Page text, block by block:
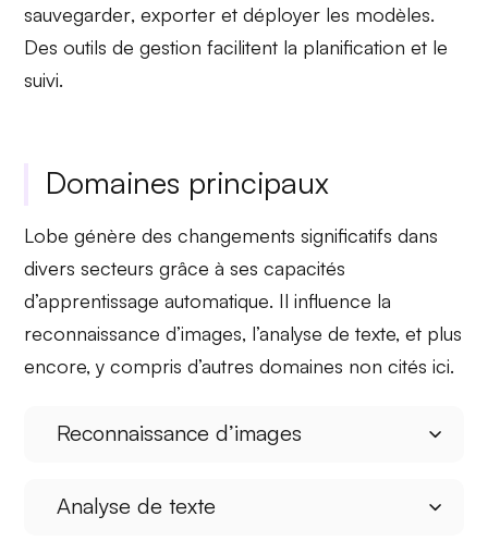
sauvegarder, exporter et déployer les modèles.
Des outils de gestion facilitent la planification et le
suivi.
Domaines principaux
Lobe génère des changements significatifs dans
divers secteurs grâce à sescapacités
d’apprentissage automatique. Il influence la
reconnaissance d’images, l’analyse de texte, et plus
encore, y compris d’autres domaines non cités ici.
Reconnaissance d’images
Analyse de texte